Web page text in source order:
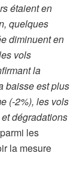
étaient en
quelques
diminuent en
vols
la
baisse est plus
(-2%), les vols
dégradations
les
la mesure